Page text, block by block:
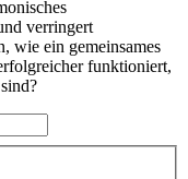
verringert
wie ein gemeinsames
funktioniert,